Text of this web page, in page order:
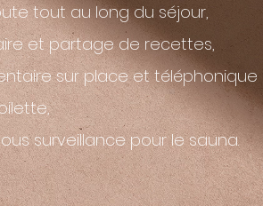
tout au long du séjour,
et partage de recettes,
sur place et téléphonique
surveillance pour le sauna.